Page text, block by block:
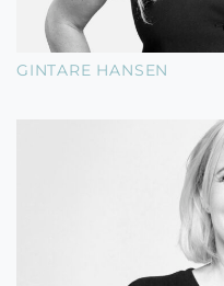
GINTARE HANSEN